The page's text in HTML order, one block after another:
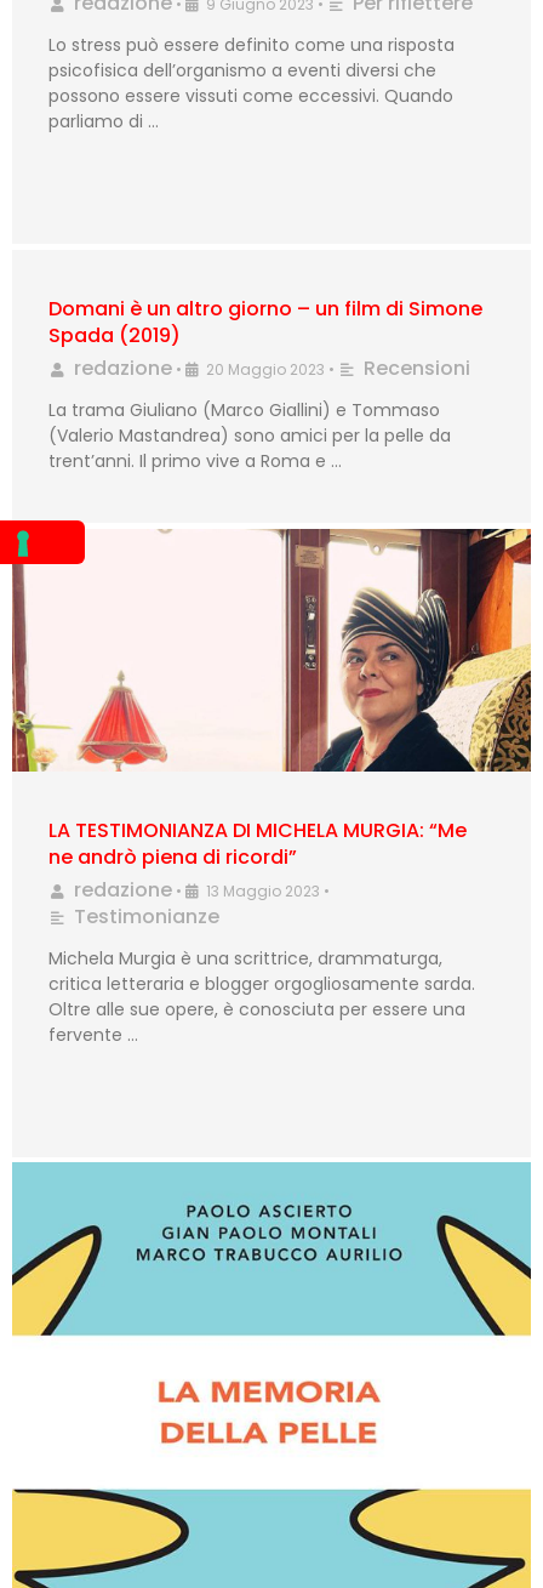
Lo stress può essere definito come una risposta
psicofisica dell’organismo a eventi diversi che
possono essere vissuti come eccessivi. Quando
parliamo di …
Domani è un altro giorno – un film di Simone
Spada (2019)
redazione • 20 Maggio 2023 • Recensioni
La trama Giuliano (Marco Giallini) e Tommaso
(Valerio Mastandrea) sono amici per la pelle da
trent’anni. Il primo vive a Roma e …
LA TESTIMONIANZA DI MICHELA MURGIA: “Me
ne andrò piena di ricordi”
redazione • 13 Maggio 2023 •
Testimonianze
Michela Murgia è una scrittrice, drammaturga,
critica letteraria e blogger orgogliosamente sarda.
Oltre alle sue opere, è conosciuta per essere una
fervente …